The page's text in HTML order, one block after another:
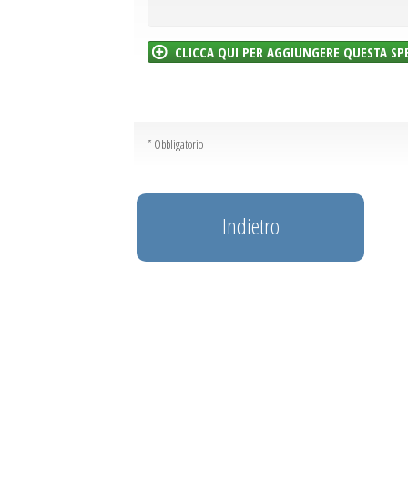
CLICCA QUI PER AGGIUNGERE QUESTA
* Obbligatorio
Indietro